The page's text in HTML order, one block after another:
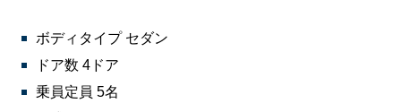
ボディタイプ セダン
ドア数 4ドア
乗員定員 5名